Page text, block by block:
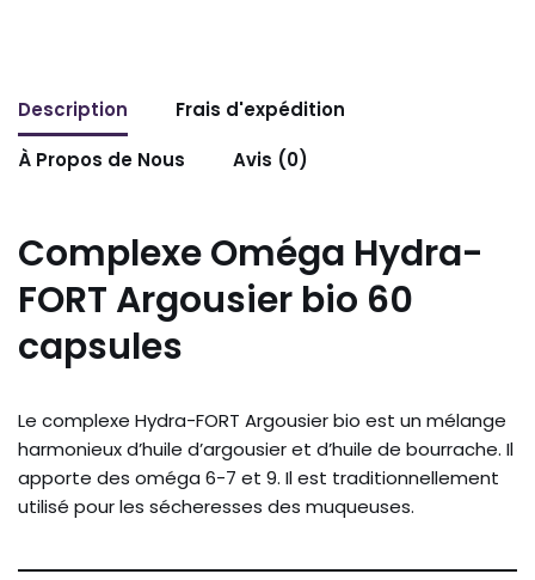
Description
Frais d'expédition
À Propos de Nous
Avis (0)
Complexe Oméga Hydra-
FORT Argousier bio 60
capsules
Le complexe Hydra-FORT Argousier bio est un mélange
harmonieux d’huile d’argousier et d’huile de bourrache. Il
apporte des oméga 6-7 et 9. Il est traditionnellement
utilisé pour les sécheresses des muqueuses.